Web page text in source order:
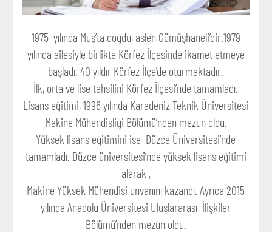
1975 yılında Muş’ta doğdu, aslen Gümüşhaneli’dir.1979
yılında ailesiyle birlikte Körfez İlçesinde ikamet etmeye
başladı. 40 yıldır Körfez İlçe'de oturmaktadır.
İlk, orta ve lise tahsilini Körfez İlçesi’nde tamamladı.
Lisans eğitimi, 1996 yılında Karadeniz Teknik Üniversitesi
Makine Mühendisliği Bölümü’nden mezun oldu.
Yüksek lisans eğitimini ise Düzce Üniversitesi’nde
tamamladı. Düzce üniversitesi’nde yüksek lisans eğitimi
alarak ,
Makine Yüksek Mühendisi unvanını kazandı. Ayrıca 2015
yılında Anadolu Üniversitesi Uluslararası İlişkiler
Bölümü’nden mezun oldu.